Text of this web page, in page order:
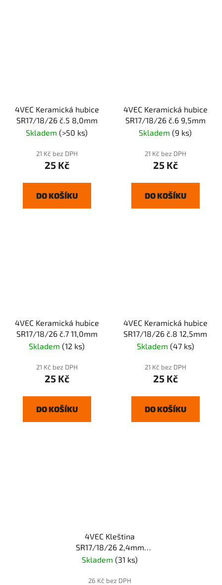
4VEC Keramická hubice
SR17/18/26 č.5 8,0mm
Skladem (>50 ks)
21 Kč bez DPH
25 Kč
DO KOŠÍKU
4VEC Keramická hubice
SR17/18/26 č.6 9,5mm
Skladem (9 ks)
21 Kč bez DPH
25 Kč
DO KOŠÍKU
4VEC Keramická hubice
SR17/18/26 č.7 11,0mm
Skladem (12 ks)
21 Kč bez DPH
25 Kč
DO KOŠÍKU
4VEC Keramická hubice
SR17/18/26 č.8 12,5mm
Skladem (47 ks)
21 Kč bez DPH
25 Kč
DO KOŠÍKU
4VEC Kleština
SR17/18/26 2,4mm
L=50mm
Skladem (31 ks)
26 Kč bez DPH